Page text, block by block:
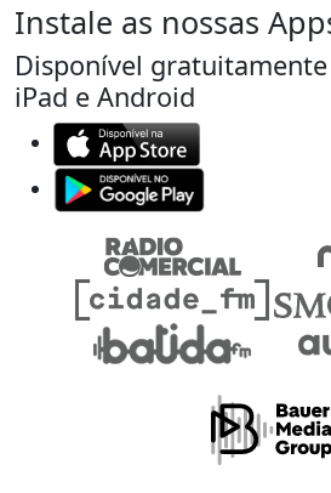
Instale as nossas
Disponível
iPad e Android